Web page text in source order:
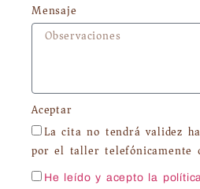
Mensaje
Aceptar
La cita no tendrá validez
por el taller telefónicamente
He leído y acepto la